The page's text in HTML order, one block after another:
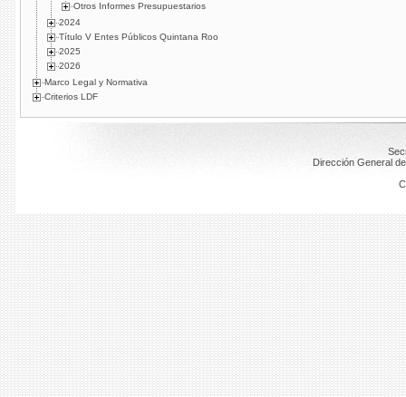
Otros Informes Presupuestarios
2024
Título V Entes Públicos Quintana Roo
2025
2026
Marco Legal y Normativa
Criterios LDF
Dirección General